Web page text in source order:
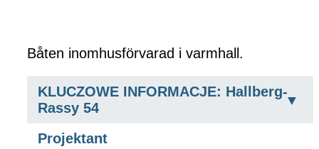
Båten inomhusförvarad i varmhall.
KLUCZOWE INFORMACJE: Hallberg-
Rassy 54
Projektant